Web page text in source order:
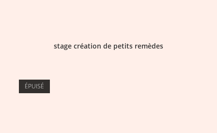
stage création de petits remèdes
ÉPUISÉ